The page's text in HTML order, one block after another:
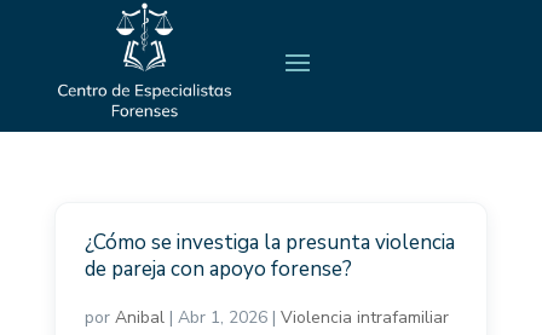
¿Cómo se investiga la presunta violencia
de pareja con apoyo forense?
por Anibal| Abr 1, 2026| Violencia intrafamiliar